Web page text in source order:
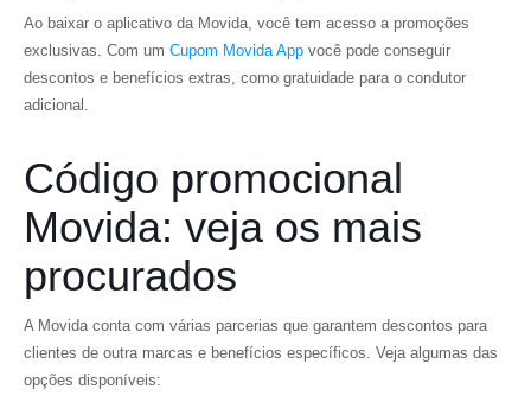
Ao baixar o aplicativo da Movida, você tem acesso a promoções
exclusivas. Com um Cupom Movida App você pode conseguir
descontos e benefícios extras, como gratuidade para o condutor
adicional.
Código promocional
Movida: veja os mais
procurados
A Movida conta com várias parcerias que garantem descontos para
clientes de outra marcas e benefícios específicos. Veja algumas das
opções disponíveis: